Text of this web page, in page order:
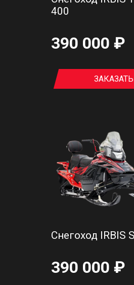
400
390 000 ₽
ЗАКАЗАТЬ
Снегоход IRBIS
390 000 ₽